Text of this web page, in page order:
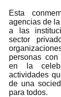
Esta
agencias de
a las
sector
personas
en la
actividades
de una
para todos.